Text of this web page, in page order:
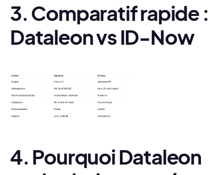
3. Comparatif rapide :
Dataleon vs ID-Now
4. Pourquoi Dataleon